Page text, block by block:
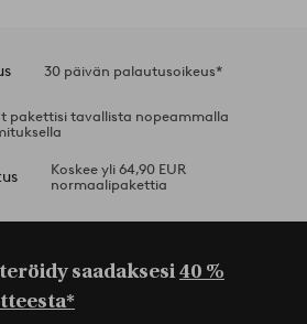
30 päivän palautusoikeus*
pakettisi tavallista nopeammalla
Koskee yli 64,90 EUR
normaalipakettia
saadaksesi40 %